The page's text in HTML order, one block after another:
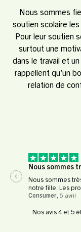
Nous sommes
soutien scolaire
Pour leur soutien
surtout une
dans le travail et
rappellent qu’un
relation de
Nous sommes
Nous sommes
notre fille. Les
Consumer, 5 avril
Nos avis 4 et 5